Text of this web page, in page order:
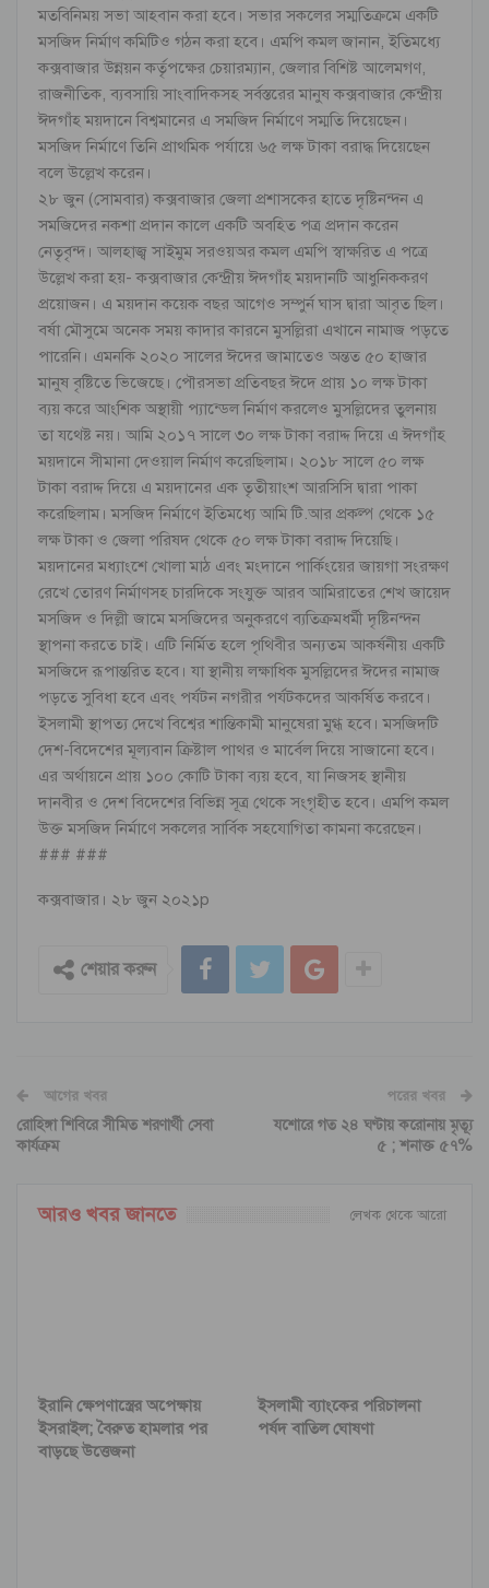
মতবিনিময় সভা আহবান করা হবে। সভার সকলের সম্মতিক্রমে একটি
মসজিদ নির্মাণ কমিটিও গঠন করা হবে। এমপি কমল জানান, ইতিমধ্যে
কক্সবাজার উন্নয়ন কর্তৃপক্ষের চেয়ারম্যান, জেলার বিশিষ্ট আলেমগণ,
রাজনীতিক, ব্যবসায়ি সাংবাদিকসহ সর্বস্তরের মানুষ কক্সবাজার কেন্দ্রীয়
ঈদগাঁহ ময়দানে বিশ্বমানের এ সমজিদ নির্মাণে সম্মতি দিয়েছেন।
মসজিদ নির্মাণে তিনি প্রাথমিক পর্যায়ে ৬৫ লক্ষ টাকা বরাদ্ধ দিয়েছেন
বলে উল্লেখ করেন।
২৮ জুন (সোমবার) কক্সবাজার জেলা প্রশাসকের হাতে দৃষ্টিনন্দন এ
সমজিদের নকশা প্রদান কালে একটি অবহিত পত্র প্রদান করেন
নেতৃবৃন্দ। আলহাজ্ব সাইমুম সরওয়অর কমল এমপি স্বাক্ষরিত এ পত্রে
উল্লেখ করা হয়- কক্সবাজার কেন্দ্রীয় ঈদগাঁহ ময়দানটি আধুনিককরণ
প্রয়োজন। এ ময়দান কয়েক বছর আগেও সম্পুর্ন ঘাস দ্বারা আবৃত ছিল।
বর্ষা মৌসুমে অনেক সময় কাদার কারনে মুসল্লিরা এখানে নামাজ পড়তে
পারেনি। এমনকি ২০২০ সালের ঈদের জামাতেও অন্তত ৫০ হাজার
মানুষ বৃষ্টিতে ভিজেছে। পৌরসভা প্রতিবছর ঈদে প্রায় ১০ লক্ষ টাকা
ব্যয় করে আংশিক অস্থায়ী প্যান্ডেল নির্মাণ করলেও মুসল্লিদের তুলনায়
তা যথেষ্ট নয়। আমি ২০১৭ সালে ৩০ লক্ষ টাকা বরাদ্দ দিয়ে এ ঈদগাঁহ
ময়দানে সীমানা দেওয়াল নির্মাণ করেছিলাম। ২০১৮ সালে ৫০ লক্ষ
টাকা বরাদ্দ দিয়ে এ ময়দানের এক তৃতীয়াংশ আরসিসি দ্বারা পাকা
করেছিলাম। মসজিদ নির্মাণে ইতিমধ্যে আমি টি.আর প্রকল্প থেকে ১৫
লক্ষ টাকা ও জেলা পরিষদ থেকে ৫০ লক্ষ টাকা বরাদ্দ দিয়েছি।
ময়দানের মধ্যাংশে খোলা মাঠ এবং মংদানে পার্কিংয়ের জায়গা সংরক্ষণ
রেখে তোরণ নির্মাণসহ চারদিকে সংযুক্ত আরব আমিরাতের শেখ জায়েদ
মসজিদ ও দিল্লী জামে মসজিদের অনুকরণে ব্যতিক্রমধর্মী দৃষ্টিনন্দন
স্থাপনা করতে চাই। এটি নির্মিত হলে পৃথিবীর অন্যতম আকর্ষনীয় একটি
মসজিদে রূপান্তরিত হবে। যা স্থানীয় লক্ষাধিক মুসল্লিদের ঈদের নামাজ
পড়তে সুবিধা হবে এবং পর্যটন নগরীর পর্যটকদের আকর্ষিত করবে।
ইসলামী স্থাপত্য দেখে বিশ্বের শান্তিকামী মানুষেরা মুগ্ধ হবে। মসজিদটি
দেশ-বিদেশের মূল্যবান ক্রিষ্টাল পাথর ও মার্বেল দিয়ে সাজানো হবে।
এর অর্থায়নে প্রায় ১০০ কোটি টাকা ব্যয় হবে, যা নিজসহ স্থানীয়
দানবীর ও দেশ বিদেশের বিভিন্ন সূত্র থেকে সংগৃহীত হবে। এমপি কমল
উক্ত মসজিদ নির্মাণে সকলের সার্বিক সহযোগিতা কামনা করেছেন।
### ###
কক্সবাজার। ২৮ জুন ২০২১p
শেয়ার করুন
আগের খবর
রোহিঙ্গা শিবিরে সীমিত শরণার্থী সেবা
কার্যক্রম
পরের খবর
যশোরে গত ২৪ ঘণ্টায় করোনায় মৃত্যূ
৫ ; শনাক্ত ৫৭%
আরও খবর জানতে লেখক থেকে আরো
ইরানি ক্ষেপণাস্ত্রের অপেক্ষায়
ইসরাইল; বৈরুত হামলার পর
বাড়ছে উত্তেজনা
ইসলামী ব্যাংকের পরিচালনা
পর্ষদ বাতিল ঘোষণা